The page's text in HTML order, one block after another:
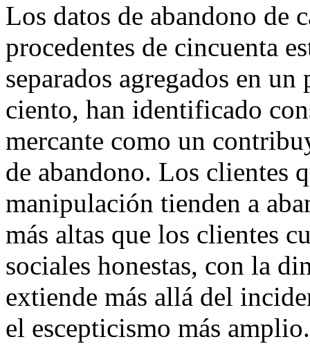
Los datos de abandono de
procedentes de cincuenta
separados agregados en
ciento, han identificado
mercante como un
de abandono. Los clientes
manipulación tienden a
más altas que los clientes
sociales honestas, con la
extiende más allá del
el escepticismo más amplio.